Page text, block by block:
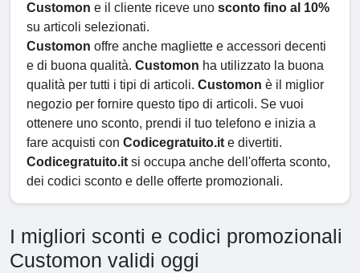
Customon e il cliente riceve uno sconto fino al 10%
su articoli selezionati.
Customon offre anche magliette e accessori decenti
e di buona qualità. Customon ha utilizzato la buona
qualità per tutti i tipi di articoli. Customon è il miglior
negozio per fornire questo tipo di articoli. Se vuoi
ottenere uno sconto, prendi il tuo telefono e inizia a
fare acquisti con Codicegratuito.it e divertiti.
Codicegratuito.it si occupa anche dell'offerta sconto,
dei codici sconto e delle offerte promozionali.
I migliori sconti e codici promozionali
Customon validi oggi